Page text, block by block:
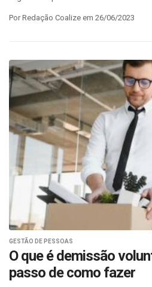
Por Redação Coalize em 26/06/2023
GESTÃO DE PESSOAS
O que é demissão
passo de como fazer